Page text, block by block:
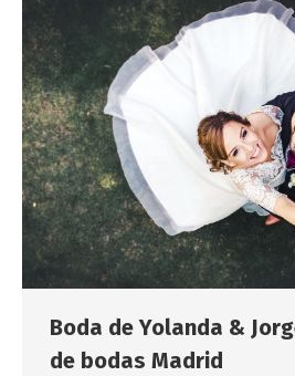
Boda de Yolanda &
de bodas Madrid